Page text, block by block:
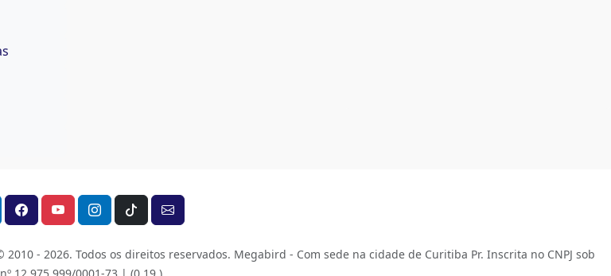
2010 - 2026. Todos os direitos reservados. Megabird - Com sede na cidade de Curitiba Pr. Inscrita no CNPJ sob